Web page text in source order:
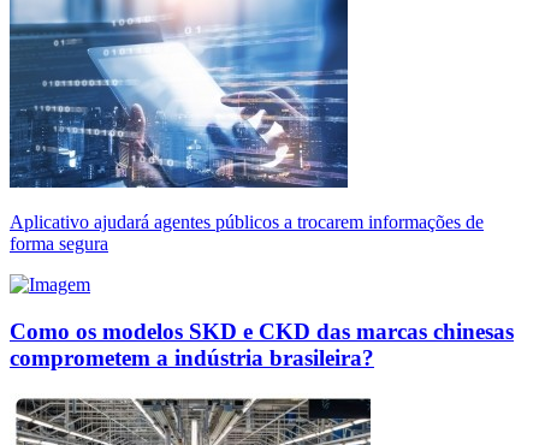
Aplicativo ajudará agentes públicos a trocarem informações de
forma segura
Como os modelos SKD e CKD das marcas chinesas
comprometem a indústria brasileira?